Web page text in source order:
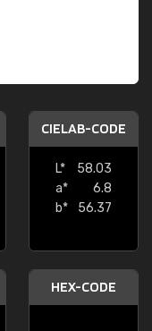
CIELAB-CODE
L*
58.03
a*
6.8
b*
56.37
HEX-CODE